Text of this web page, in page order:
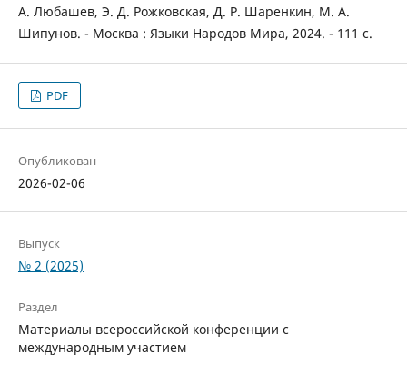
А. Любашев, Э. Д. Рожковская, Д. Р. Шаренкин, М. А.
Шипунов. - Москва : Языки Народов Мира, 2024. - 111 с.
PDF
Опубликован
2026-02-06
Выпуск
№ 2 (2025)
Раздел
Материалы всероссийской конференции с
международным участием